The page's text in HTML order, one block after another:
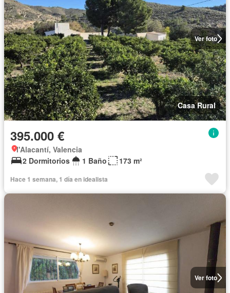
Ver foto
Casa Rural
395.000 €
l'Alacantí, Valencia
2 Dormitorios
1 Baño 173 m²
Hace 1 semana, 1 día en idealista
Ver foto